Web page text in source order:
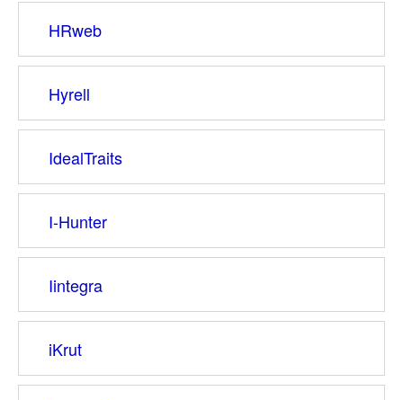
HRweb
Hyrell
IdealTraits
I-Hunter
Iintegra
iKrut